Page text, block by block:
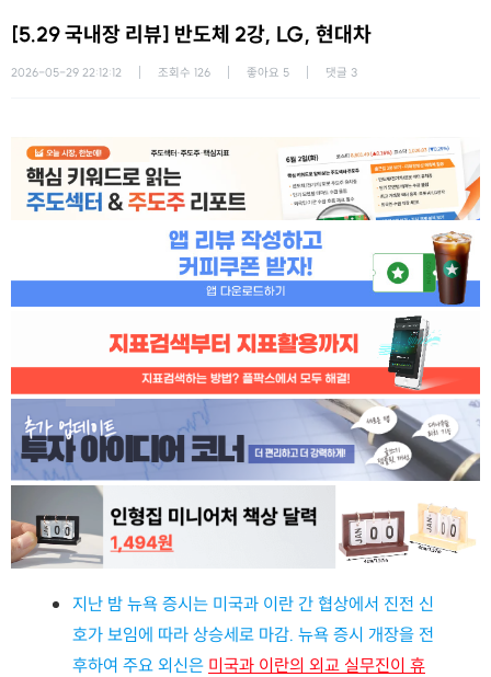
[5.29 국내장 리뷰] 반도체 2강, LG, 현대차
2026-05-29 22:12:12 조회수 126 좋아요 5 댓글 3
지난 밤 뉴욕 증시는 미국과 이란 간 협상에서 진전 신
호가 보임에 따라 상승세로 마감. 뉴욕 증시 개장을 전
후하여 주요 외신은 미국과 이란의 외교 실무진이 휴